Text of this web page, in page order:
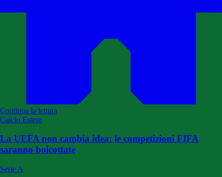
Continua la lettura
Calcio Estero
La UEFA non cambia idea: le competizioni FIFA
saranno boicottate
Serie A